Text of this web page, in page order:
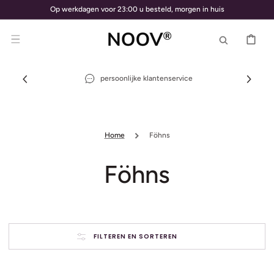
CONTENT
Op werkdagen voor 23:00 u besteld, morgen in huis
persoonlijke klantenservice
Home Föhns
Collectie:
Föhns
FILTEREN EN SORTEREN